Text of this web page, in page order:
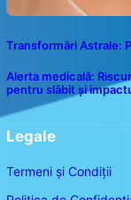
Transformări Astrale:
Alerta medicală:
pentru slăbit și
Legale
Termeni și Condiții